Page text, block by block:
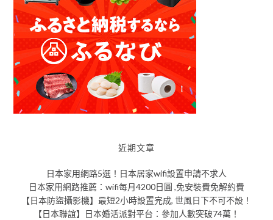
近期文章
日本家用網路5選！日本居家wifi設置申請不求人
日本家用網路推薦：wifi每月4200日圓 ,免安裝費免解約費
【日本防盜攝影機】最短2小時設置完成, 世風日下不可不設！
【日本聯誼】日本婚活派對平台：參加人數突破74萬！